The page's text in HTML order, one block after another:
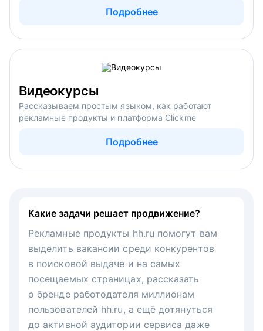
Подробнее
Видеокурсы
Рассказываем простым языком, как работают
рекламные продукты и платформа Clickme
Подробнее
Какие задачи решает продвижение?
Рекламные продукты hh.ru помогут вам
выделить вакансии среди конкурентов
в поисковой выдаче и на самых
посещаемых страницах, рассказать
о бренде работодателя миллионам
пользователей hh.ru, а ещё дотянуться
до активной аудитории сервиса даже